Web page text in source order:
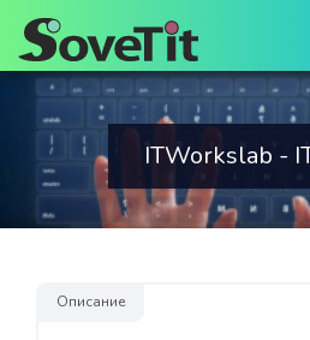
ITWorkslab -
Описание